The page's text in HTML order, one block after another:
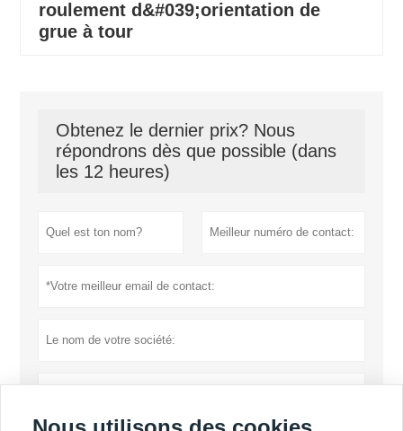
roulement d&#039;orientation de
grue à tour
Obtenez le dernier prix? Nous
répondrons dès que possible (dans
les 12 heures)